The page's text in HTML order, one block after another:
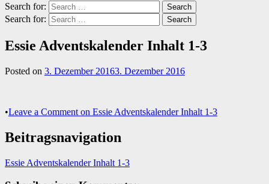
Search for: Search
Search for: Search
Essie Adventskalender Inhalt 1-3
Posted on 3. Dezember 20163. Dezember 2016
•Leave a Comment on Essie Adventskalender Inhalt 1-3
Beitragsnavigation
Essie Adventskalender Inhalt 1-3